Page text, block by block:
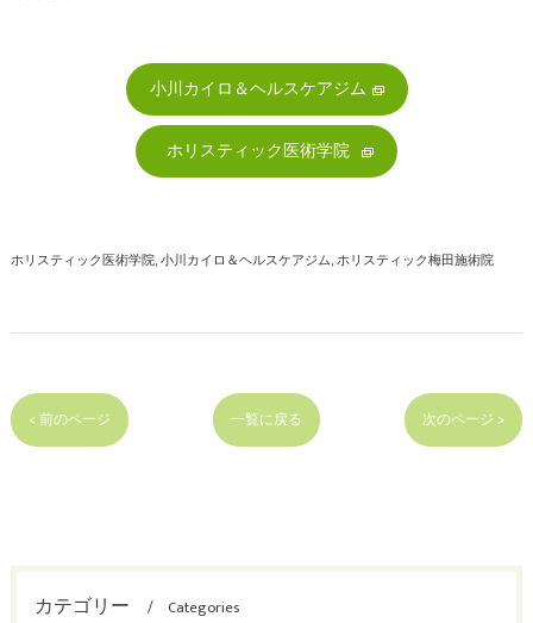
小川カイロ＆ヘルスケアジム
ホリスティック医術学院
ホリスティック医術学院 小川カイロ＆ヘルスケアジム ホリスティック梅田施術院
< 前のページ 一覧に戻る 次のページ >
カテゴリー
Categories